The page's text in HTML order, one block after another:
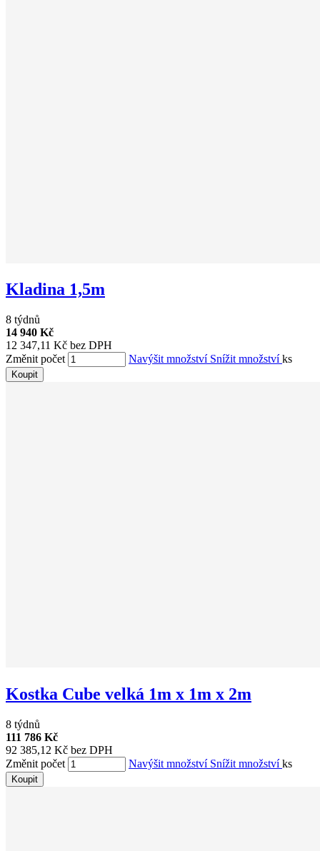
Kladina 1,5m
8 týdnů
14 940 Kč
12 347,11 Kč bez DPH
Změnit počet
Navýšit množství Snížit množstvíks
Koupit
Kostka Cube velká 1m x 1m x 2m
8 týdnů
111 786 Kč
92 385,12 Kč bez DPH
Změnit počet
Navýšit množství Snížit množstvíks
Koupit